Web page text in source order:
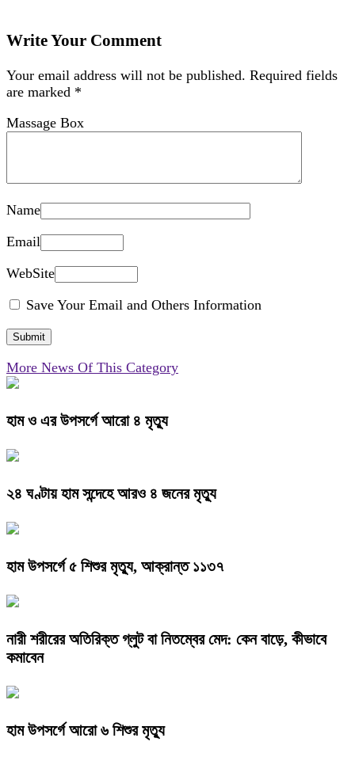
Write Your Comment
Your email address will not be published. Required fields
are marked *
Massage Box
Name
Email
WebSite
Save Your Email and Others Information
More News Of This Category
হাম ও এর উপসর্গে আরো ৪ মৃত্যু
২৪ ঘণ্টায় হাম সন্দেহে আরও ৪ জনের মৃত্যু
হাম উপসর্গে ৫ শিশুর মৃত্যু, আক্রান্ত ১১৩৭
নারী শরীরের অতিরিক্ত গ্লুট বা নিতম্বের মেদ: কেন বাড়ে, কীভাবে
কমাবেন
হাম উপসর্গে আরো ৬ শিশুর মৃত্যু